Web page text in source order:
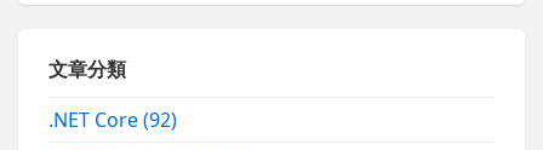
文章分類
.NET Core(92)